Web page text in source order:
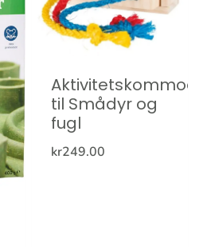
Aktivitetskommode
til Smådyr og
fugl
kr249.00